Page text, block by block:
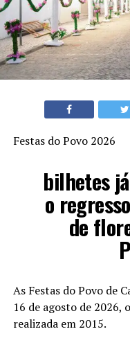
Festas do Povo 2026
bilhetes
o
de
As Festas do Povo de
16 de agosto de 2026,
realizada em 2015.